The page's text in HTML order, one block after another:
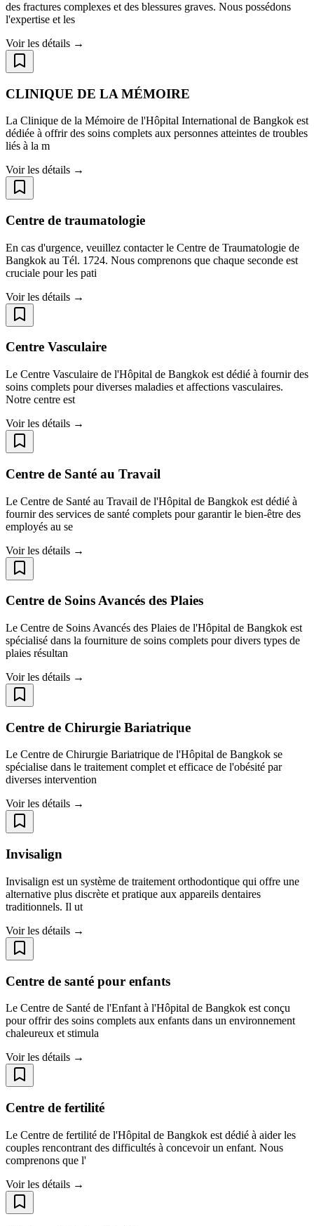
des fractures complexes et des blessures graves. Nous possédons
l'expertise et les
Voir les détails →
CLINIQUE DE LA MÉMOIRE
La Clinique de la Mémoire de l'Hôpital International de Bangkok est
dédiée à offrir des soins complets aux personnes atteintes de troubles
liés à la m
Voir les détails →
Centre de traumatologie
En cas d'urgence, veuillez contacter le Centre de Traumatologie de
Bangkok au Tél. 1724. Nous comprenons que chaque seconde est
cruciale pour les pati
Voir les détails →
Centre Vasculaire
Le Centre Vasculaire de l'Hôpital de Bangkok est dédié à fournir des
soins complets pour diverses maladies et affections vasculaires.
Notre centre est
Voir les détails →
Centre de Santé au Travail
Le Centre de Santé au Travail de l'Hôpital de Bangkok est dédié à
fournir des services de santé complets pour garantir le bien-être des
employés au se
Voir les détails →
Centre de Soins Avancés des Plaies
Le Centre de Soins Avancés des Plaies de l'Hôpital de Bangkok est
spécialisé dans la fourniture de soins complets pour divers types de
plaies résultan
Voir les détails →
Centre de Chirurgie Bariatrique
Le Centre de Chirurgie Bariatrique de l'Hôpital de Bangkok se
spécialise dans le traitement complet et efficace de l'obésité par
diverses intervention
Voir les détails →
Invisalign
Invisalign est un système de traitement orthodontique qui offre une
alternative plus discrète et pratique aux appareils dentaires
traditionnels. Il ut
Voir les détails →
Centre de santé pour enfants
Le Centre de Santé de l'Enfant à l'Hôpital de Bangkok est conçu
pour offrir des soins complets aux enfants dans un environnement
chaleureux et stimula
Voir les détails →
Centre de fertilité
Le Centre de fertilité de l'Hôpital de Bangkok est dédié à aider les
couples rencontrant des difficultés à concevoir un enfant. Nous
comprenons que l'
Voir les détails →